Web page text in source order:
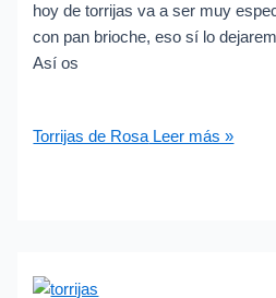
hoy de torrijas va a ser muy
con pan brioche, eso sí lo
Así os
Torrijas de Rosa Leer más »